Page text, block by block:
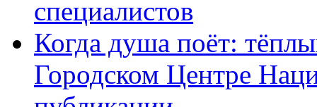
специалистов
Когда душа поёт:
Городском Центре